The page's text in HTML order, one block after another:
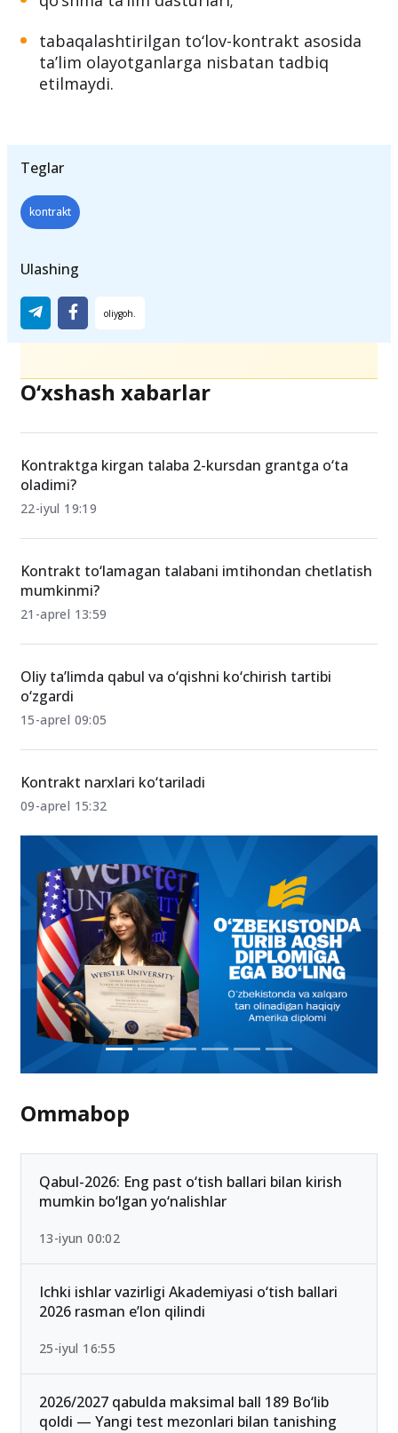
tabaqalashtirilgan to‘lov-kontrakt asosida
taʼlim olayotganlarga nisbatan tadbiq
etilmaydi.
Teglar
kontrakt
Ulashing
O‘xshash xabarlar
Kontraktga kirgan talaba 2-kursdan grantga o‘ta
oladimi?
22-iyul 19:19
Kontrakt to‘lamagan talabani imtihondan chetlatish
mumkinmi?
21-aprel 13:59
Oliy ta’limda qabul va o‘qishni ko‘chirish tartibi
o‘zgardi
15-aprel 09:05
Kontrakt narxlari ko‘tariladi
09-aprel 15:32
Ommabop
Qabul-2026: Eng past o‘tish ballari bilan kirish
mumkin bo‘lgan yo‘nalishlar
13-iyun 00:02
Ichki ishlar vazirligi Akademiyasi o‘tish ballari
2026 rasman e’lon qilindi
25-iyul 16:55
2026/2027 qabulda maksimal ball 189 Bo‘lib
qoldi — Yangi test mezonlari bilan tanishing